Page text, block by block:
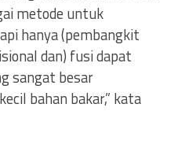
metode untuk
hanya (pembangkit
dan) fusi dapat
sangat besar
bahan bakar,” kata